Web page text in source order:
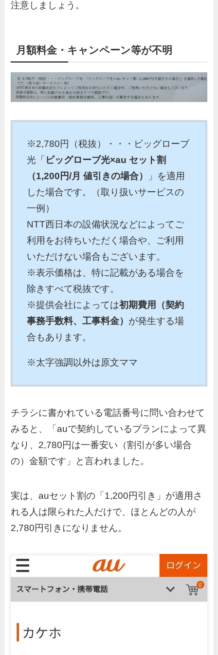
注意しましょう。
月額料金・キャンペーン等が不明
※2,780円（税抜）・・・ビッグローブ
光「 ビッグローブ光×au セット割
（1,200円/月 値引きの場合）
」を適用
した場合です。（取り扱いサービスの
一例）
NTT西日本の設備状況などによってご
利用をお待ちいただく場合や、ご利用
いただけない場合もございます。
※表示価格は、特に記載がある場合を
除きすべて税抜です。
※提供会社によっては初期費用（契約
事務手数料、工事料金） が発生する場
合もあります。
※太字強調以外は原文ママ
チラシに書かれている電話番号に問い合わせて
みると、「auで契約しているプランによって異
なり、2,780円は一番安い（割引が多い場合
の）金額です」と言われました。
実は、auセット割の「1,200円引き」が適用さ
れる人は限られた人だけで、ほとんどの人が
2,780円引きになりません。